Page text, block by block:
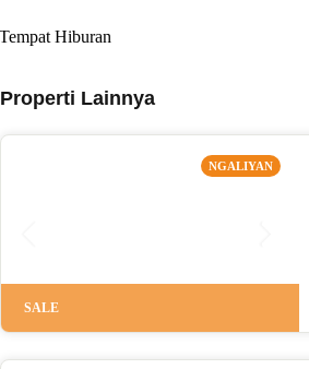
Tempat Hiburan
Properti Lainnya
NGALIYAN
SALE